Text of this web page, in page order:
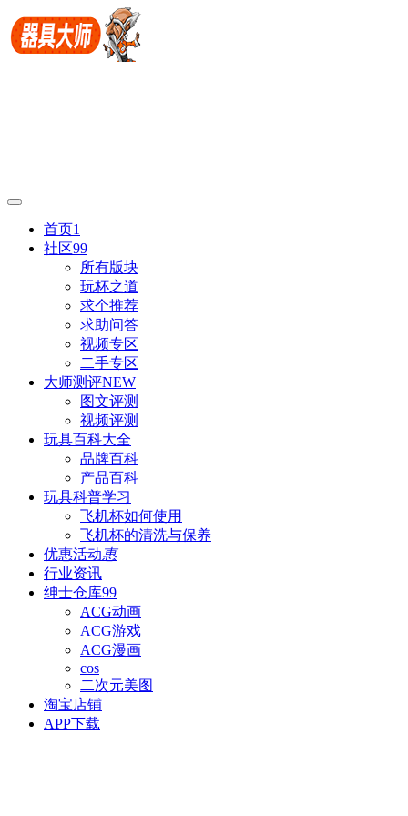
首页1
社区99
所有版块
玩杯之道
求个推荐
求助问答
视频专区
二手专区
大师测评NEW
图文评测
视频评测
玩具百科大全
品牌百科
产品百科
玩具科普学习
飞机杯如何使用
飞机杯的清洗与保养
优惠活动惠
行业资讯
绅士仓库99
ACG动画
ACG游戏
ACG漫画
cos
二次元美图
淘宝店铺
APP下载